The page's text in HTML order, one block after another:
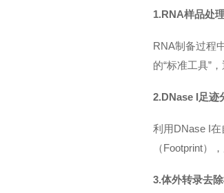
1.RNA样品处
RNA制备过程
的“标准工具”
2.DNase I足迹
利用DNase I
（Footprint）
3.体外转录去